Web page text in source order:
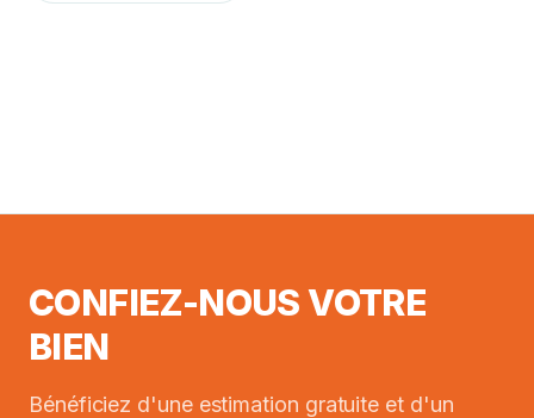
CONFIEZ-NOUS VOTRE
BIEN
Bénéficiez d'une estimation gratuite et d'un